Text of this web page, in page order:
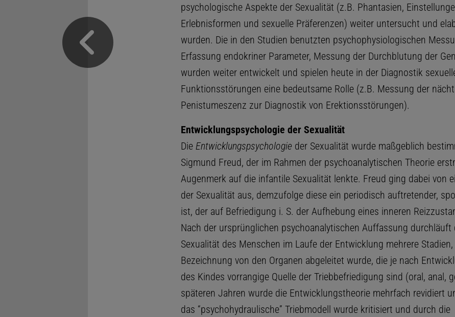
psychologische Aspekte der Sexualität (z.B. Phantasien,
Erlebnisformen und sexuelle Präferenzen) weiter untersucht und
wurden. Die in den Studien benutzten psychophysiologischen
Erfassung endokriner Parameter, Messung der Durchblutung der
wurden weiter entwickelt und spielen heute in der Diagnostik
Funktionsstörungen eine bedeutsame Rolle (z.B. Messung der
Penistumeszenz zur Diagnostik von Erektionsstörungen).
Entwicklungspsychologie der Sexualität
Die Entwicklungspsychologie der Sexualität wurde maßgeblich
Sigmund Freud, der im Rahmen der psychoanalytischen Theorie
Augenmerk auf die infantile Sexualität lenkte. Freud ging dabei von
der Sexualität aus, demzufolge diese ein periodisch auftretender,
ist, der auf Befriedigung i. S. der Aufhebung eines inneren
Nach der ursprünglichen psychoanalytischen Auffassung durchläuft
Sexualität des Menschen im Laufe der Entwicklung mehrere Stadien,
Bezeichnung von den Organen abgeleitet wurde, die je nach
des Kindes vorrangige Quelle der Triebbefriedigung sind (oral, anal,
späteren Jahren wurde die Entwicklungstheorie mehrfach revidiert
das “psychohydraulische” Triebmodell wurde kritisiert und durch die